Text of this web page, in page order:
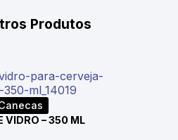
Produtos
VIDRO – 350 ML